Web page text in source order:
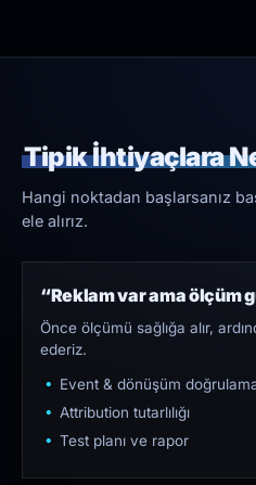
Tipik İhtiyaçlara
Hangi noktadan başlarsanız
ele alırız.
“Reklam var ama ölçüm
Önce ölçümü sağlığa alır,
ederiz.
Event & dönüşüm
Attribution tutarlılığı
Test planı ve rapor